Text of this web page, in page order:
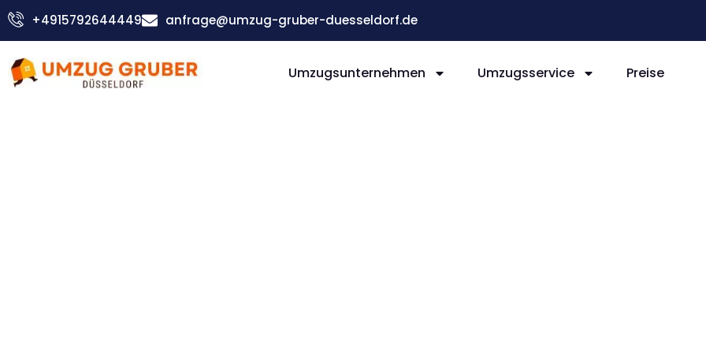
Zum
Inhalt
+4915792644449 anfrage@umzug-gruber-duesseldorf.de
Umzugsunternehmen Umzugsservice Preise